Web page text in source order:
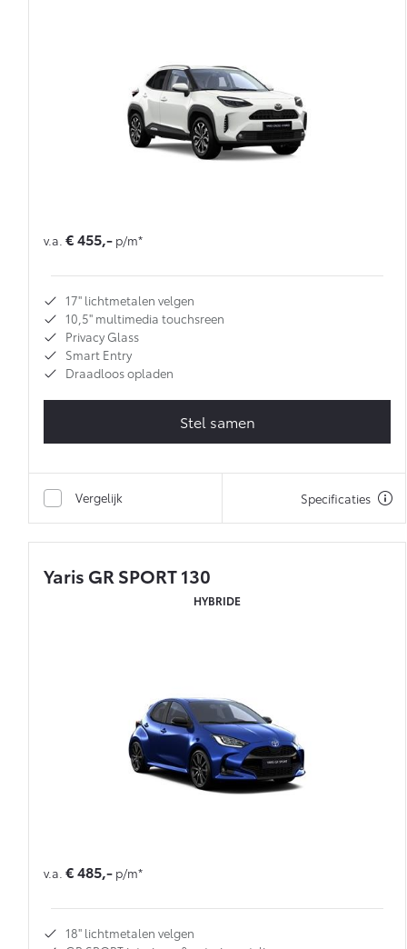
v.a. € 455,- p/m*
17'' lichtmetalen velgen
10,5'' multimedia touchsreen
Privacy Glass
Smart Entry
Draadloos opladen
Stel samen
Vergelijk Specificaties
Yaris GR SPORT 130
HYBRIDE
v.a. € 485,- p/m*
18'' lichtmetalen velgen